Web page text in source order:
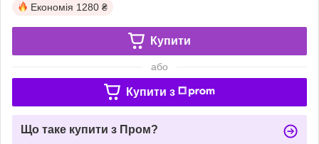
Економія 1280 ₴
Купити
або
Купити з
Що таке купити з Пром?